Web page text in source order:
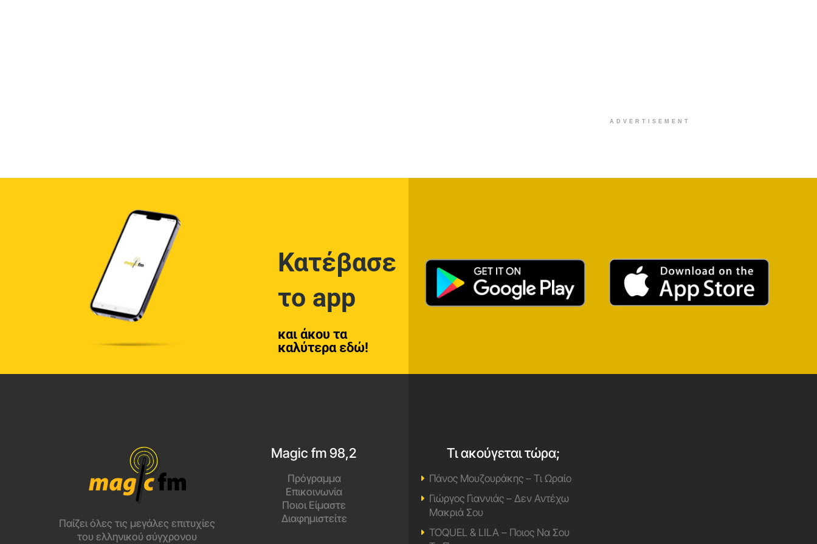
ADVERTISEMENT
Κατέβασε
το app
και άκου τα
καλύτερα εδώ!
Παίζει όλες τις μεγάλες επιτυχίες
του ελληνικού σύγχρονου
Magic fm 98,2
Πρόγραμμα
Επικοινωνία
Ποιοι Είμαστε
Διαφημιστείτε
Τι ακούγεται τώρα;
Πάνος Μουζουράκης – Τι Ωραίο
Γιώργος Γιαννιάς – Δεν Αντέχω
Μακριά Σου
TOQUEL & LILA – Ποιος Να Σου